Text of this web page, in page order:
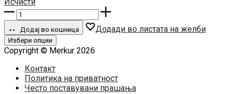
MON
REVE
INFINILINER
гел
молив
веѓи
количина
Додај во кошница Додади во листата на желби
Избери опции
Copyright © Merkur 2026
Контакт
Политика на приватност
Често поставувани прашања